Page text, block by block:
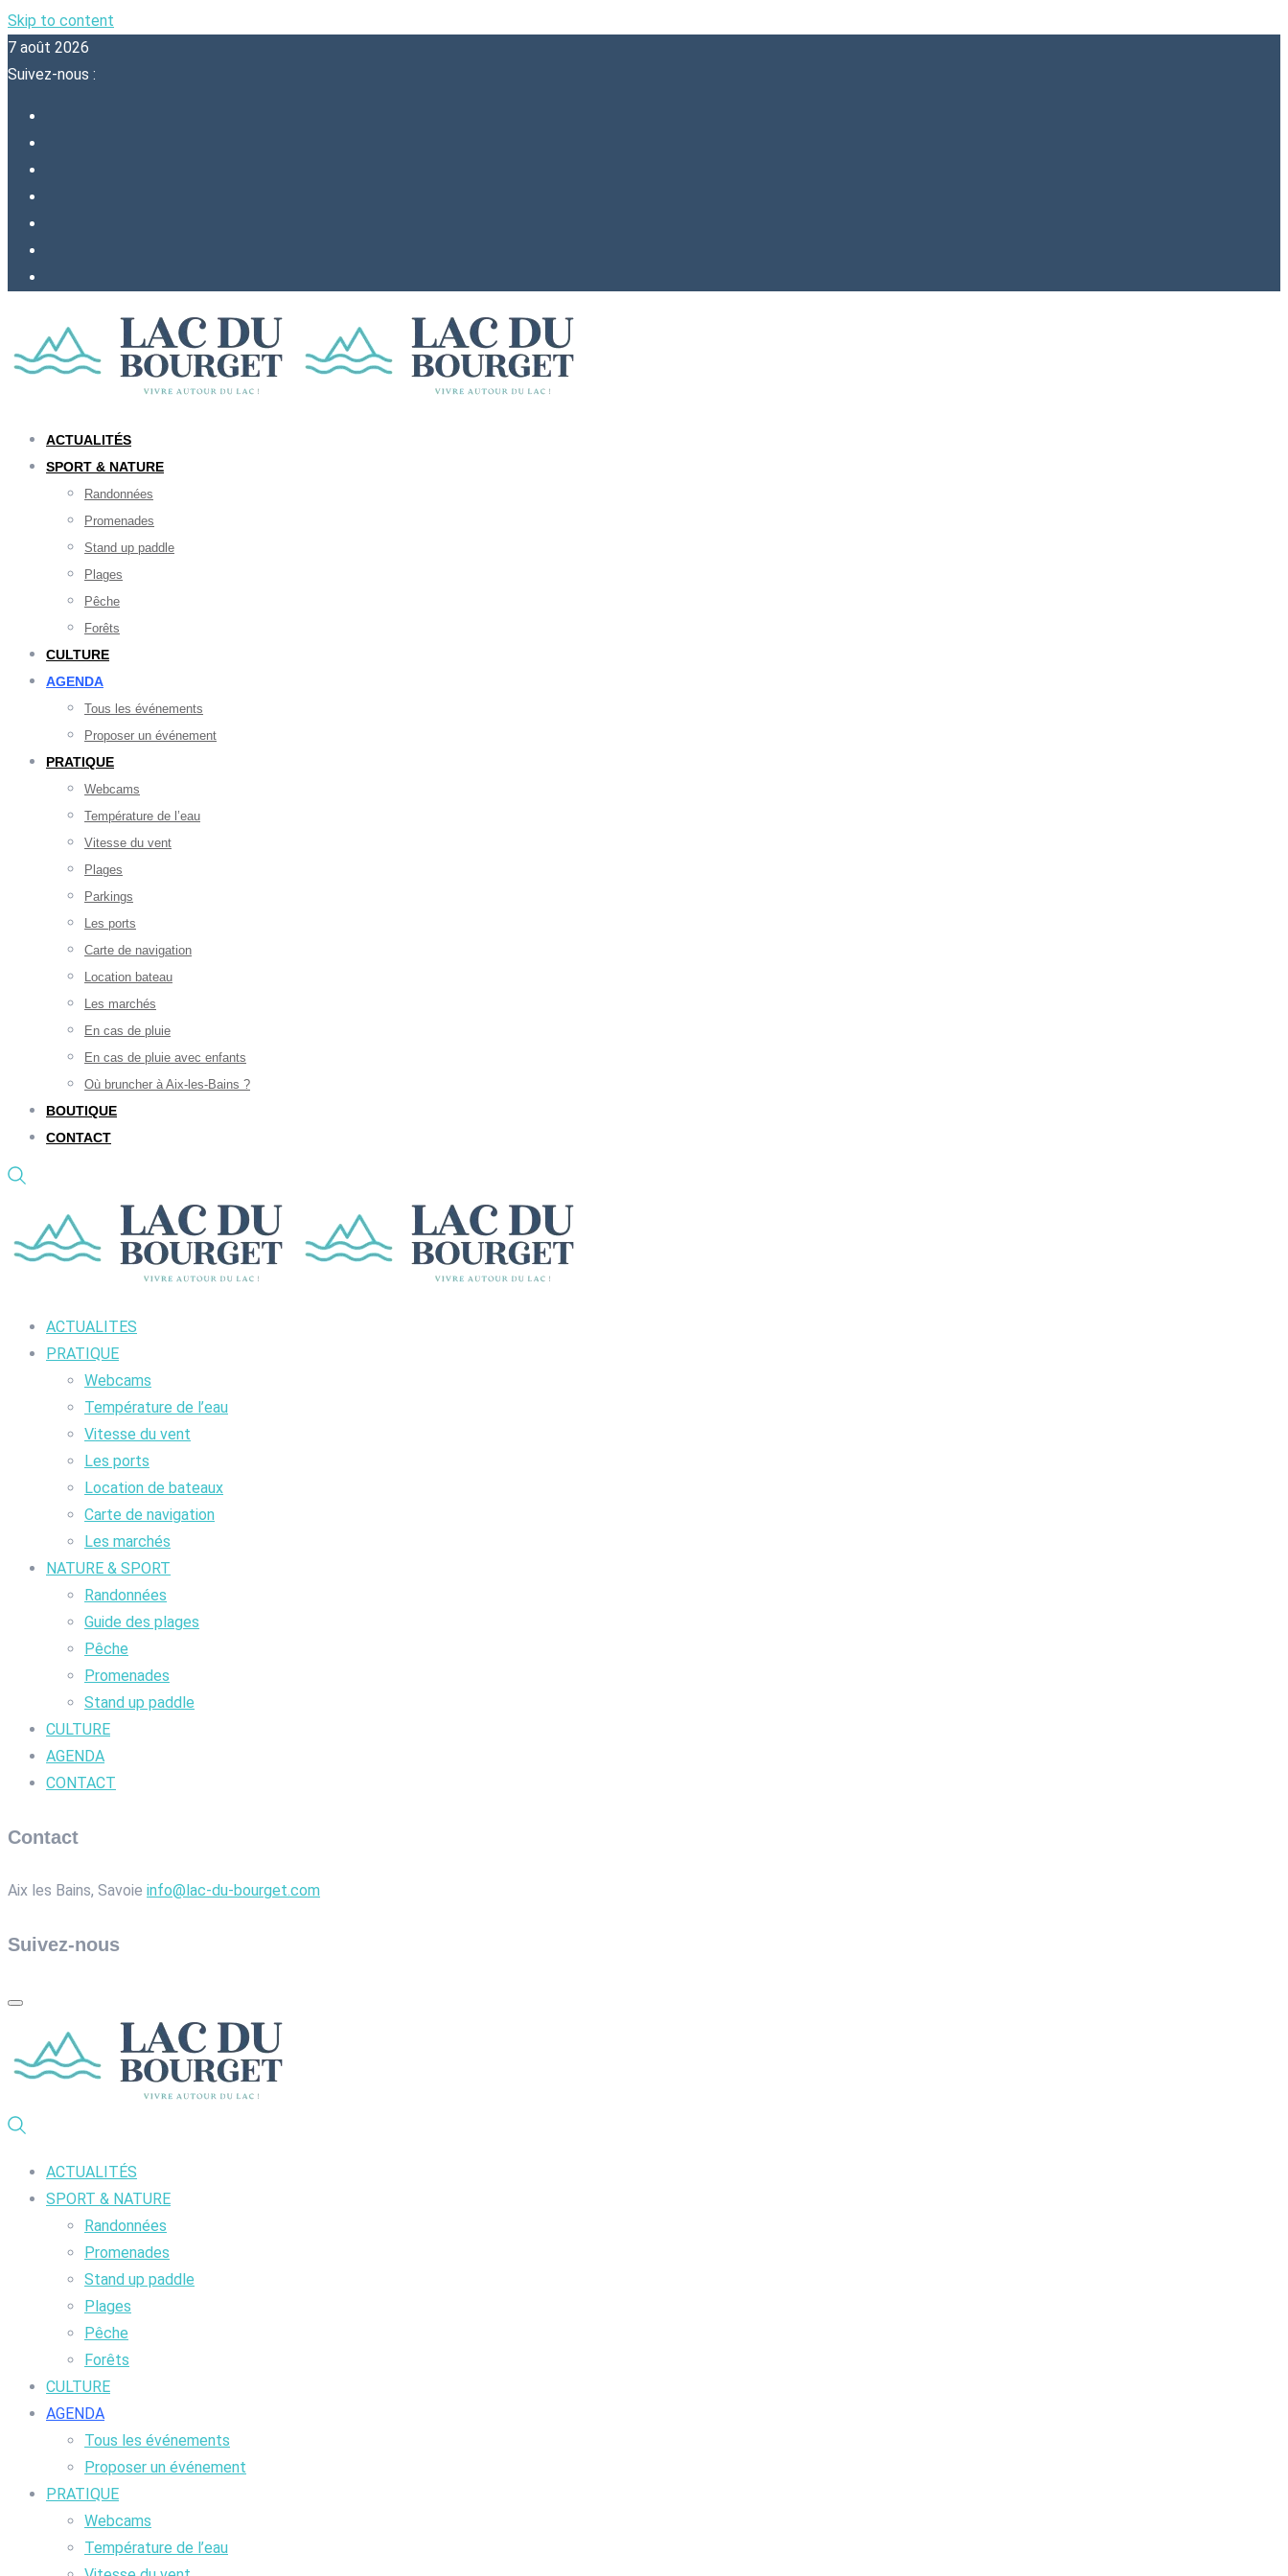
Skip to content
7 août 2026
Suivez-nous :
ACTUALITÉS
SPORT & NATURE
Randonnées
Promenades
Stand up paddle
Plages
Pêche
Forêts
CULTURE
AGENDA
Tous les événements
Proposer un événement
PRATIQUE
Webcams
Température de l’eau
Vitesse du vent
Plages
Parkings
Les ports
Carte de navigation
Location bateau
Les marchés
En cas de pluie
En cas de pluie avec enfants
Où bruncher à Aix-les-Bains ?
BOUTIQUE
CONTACT
ACTUALITES
PRATIQUE
Webcams
Température de l’eau
Vitesse du vent
Les ports
Location de bateaux
Carte de navigation
Les marchés
NATURE & SPORT
Randonnées
Guide des plages
Pêche
Promenades
Stand up paddle
CULTURE
AGENDA
CONTACT
Contact
Aix les Bains, Savoie info@lac-du-bourget.com
Suivez-nous
ACTUALITÉS
SPORT & NATURE
Randonnées
Promenades
Stand up paddle
Plages
Pêche
Forêts
CULTURE
AGENDA
Tous les événements
Proposer un événement
PRATIQUE
Webcams
Température de l’eau